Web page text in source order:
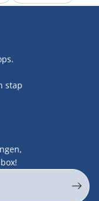
stap